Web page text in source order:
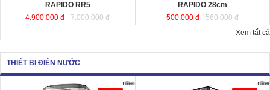
RAPIDO RR5
4.900.000 đ
7.000.000 đ
RAPIDO 28cm
500.000 đ
560.000 đ
Xem tất cả
THIẾT BỊ ĐIỆN NƯỚC
Quạt hơi nước công suất lớn
Quạt làm mát công suất lớn